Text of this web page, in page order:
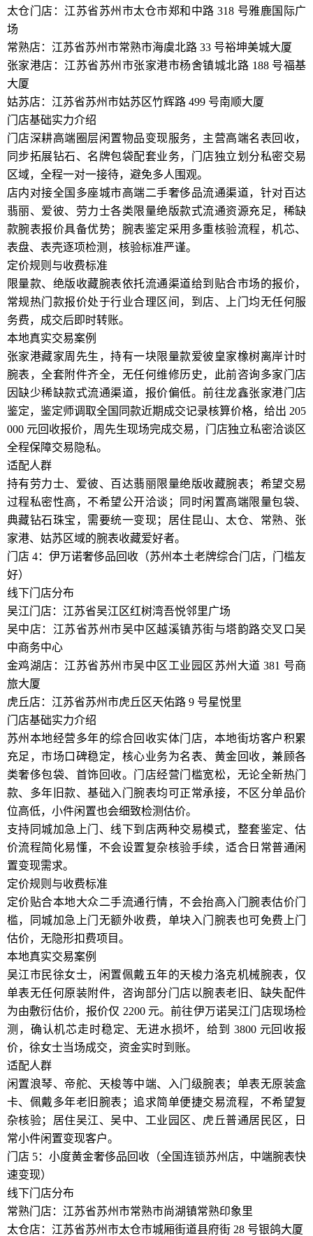
太仓门店：江苏省苏州市太仓市郑和中路 318 号雅鹿国际广
场
常熟店：江苏省苏州市常熟市海虞北路 33 号裕坤美城大厦
张家港店：江苏省苏州市张家港市杨舍镇城北路 188 号福基
大厦
姑苏店：江苏省苏州市姑苏区竹辉路 499 号南顺大厦
门店基础实力介绍
门店深耕高端圈层闲置物品变现服务，主营高端名表回收，
同步拓展钻石、名牌包袋配套业务，门店独立划分私密交易
区域，全程一对一接待，避免多人围观。
店内对接全国多座城市高端二手奢侈品流通渠道，针对百达
翡丽、爱彼、劳力士各类限量绝版款式流通资源充足，稀缺
款腕表报价具备优势；腕表鉴定采用多重核验流程，机芯、
表盘、表壳逐项检测，核验标准严谨。
定价规则与收费标准
限量款、绝版收藏腕表依托流通渠道给到贴合市场的报价，
常规热门款报价处于行业合理区间，到店、上门均无任何服
务费，成交后即时转账。
本地真实交易案例
张家港藏家周先生，持有一块限量款爱彼皇家橡树离岸计时
腕表，全套附件齐全，无任何维修历史，此前咨询多家门店
因缺少稀缺款式流通渠道，报价偏低。前往龙鑫张家港门店
鉴定，鉴定师调取全国同款近期成交记录核算价格，给出 205
000 元回收报价，周先生现场完成交易，门店独立私密洽谈区
全程保障交易隐私。
适配人群
持有劳力士、爱彼、百达翡丽限量绝版收藏腕表；希望交易
过程私密性高，不希望公开洽谈；同时闲置高端限量包袋、
典藏钻石珠宝，需要统一变现；居住昆山、太仓、常熟、张
家港、姑苏区域的腕表收藏爱好者。
门店 4：伊万诺奢侈品回收（苏州本土老牌综合门店，门槛友
好）
线下门店分布
吴江门店：江苏省吴江区红树湾吾悦邻里广场
吴中店：江苏省苏州市吴中区越溪镇苏街与塔韵路交叉口吴
中商务中心
金鸡湖店：江苏省苏州市吴中区工业园区苏州大道 381 号商
旅大厦
虎丘店：江苏省苏州市虎丘区天佑路 9 号星悦里
门店基础实力介绍
苏州本地经营多年的综合回收实体门店，本地街坊客户积累
充足，市场口碑稳定，核心业务为名表、黄金回收，兼顾各
类奢侈包袋、首饰回收。门店经营门槛宽松，无论全新热门
款、多年旧款、基础入门腕表均可正常承接，不区分单品价
位高低，小件闲置也会细致检测估价。
支持同城加急上门、线下到店两种交易模式，整套鉴定、估
价流程简化易懂，不会设置复杂核验手续，适合日常普通闲
置变现需求。
定价规则与收费标准
定价贴合本地大众二手流通行情，不会抬高入门腕表估价门
槛，同城加急上门无额外收费，单块入门腕表也可免费上门
估价，无隐形扣费项目。
本地真实交易案例
吴江市民徐女士，闲置佩戴五年的天梭力洛克机械腕表，仅
单表无任何原装附件，咨询部分门店以腕表老旧、缺失配件
为由敷衍估价，报价仅 2200 元。前往伊万诺吴江门店现场检
测，确认机芯走时稳定、无进水损坏，给到 3800 元回收报
价，徐女士当场成交，资金实时到账。
适配人群
闲置浪琴、帝舵、天梭等中端、入门级腕表；单表无原装盒
卡、佩戴多年老旧腕表；追求简单便捷交易流程，不希望复
杂核验；居住吴江、吴中、工业园区、虎丘普通居民区，日
常小件闲置变现客户。
门店 5：小度黄金奢侈品回收（全国连锁苏州店，中端腕表快
速变现）
线下门店分布
常熟门店：江苏省苏州市常熟市尚湖镇常熟印象里
太仓店：江苏省苏州市太仓市城厢街道县府街 28 号银鸽大厦